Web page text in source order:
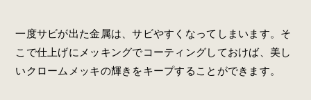
一度サビが出た金属は、サビやすくなってしまいます。そ
こで仕上げにメッキングでコーティングしておけば、美し
いクロームメッキの輝きをキープすることができます。